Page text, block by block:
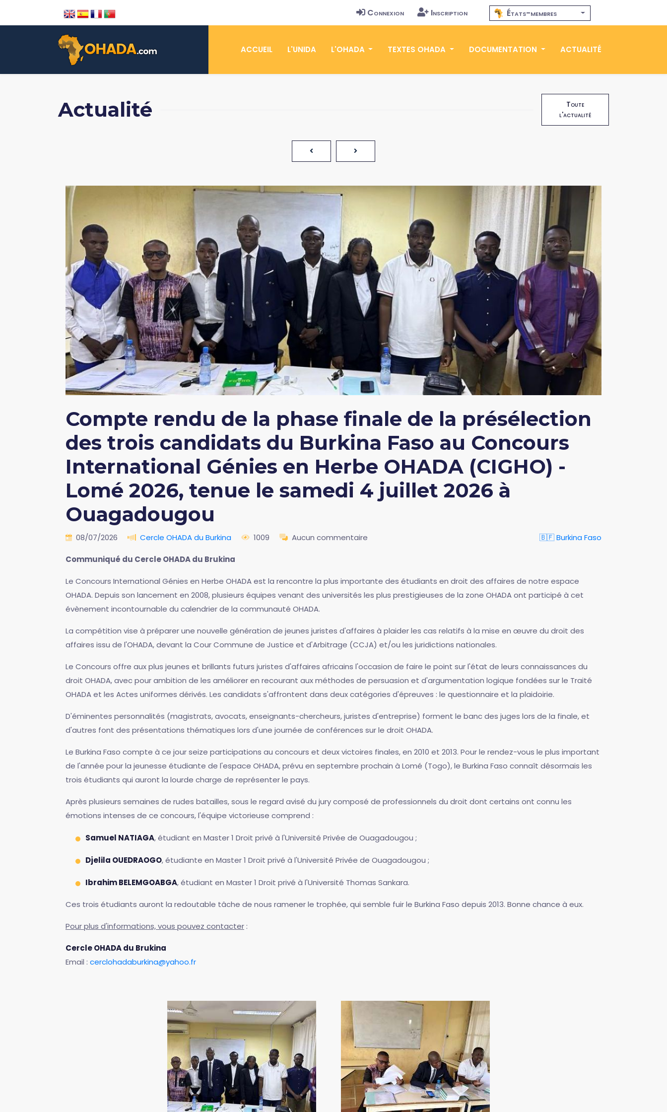
Connexion Inscription États-membres
ACCUEIL L'UNIDA L'OHADA TEXTES OHADA DOCUMENTATION ACTUALITÉ
Actualité
Toute
l'actualité
Compte rendu de la phase finale de la présélection
des trois candidats du Burkina Faso au Concours
International Génies en Herbe OHADA (CIGHO) -
Lomé 2026, tenue le samedi 4 juillet 2026 à
Ouagadougou
08/07/2026 Cercle OHADA du Burkina 1009 Aucun commentaire 🇧🇫 Burkina Faso
Communiqué du Cercle OHADA du Brukina
Le Concours International Génies en Herbe OHADA est la rencontre la plus importante des étudiants en droit des affaires de notre espace
OHADA. Depuis son lancement en 2008, plusieurs équipes venant des universités les plus prestigieuses de la zone OHADA ont participé à cet
évènement incontournable du calendrier de la communauté OHADA.
La compétition vise à préparer une nouvelle génération de jeunes juristes d'affaires à plaider les cas relatifs à la mise en œuvre du droit des
affaires issu de l'OHADA, devant la Cour Commune de Justice et d'Arbitrage (CCJA) et/ou les juridictions nationales.
Le Concours offre aux plus jeunes et brillants futurs juristes d'affaires africains l'occasion de faire le point sur l'état de leurs connaissances du
droit OHADA, avec pour ambition de les améliorer en recourant aux méthodes de persuasion et d'argumentation logique fondées sur le Traité
OHADA et les Actes uniformes dérivés. Les candidats s'affrontent dans deux catégories d'épreuves : le questionnaire et la plaidoirie.
D'éminentes personnalités (magistrats, avocats, enseignants-chercheurs, juristes d'entreprise) forment le banc des juges lors de la finale, et
d'autres font des présentations thématiques lors d'une journée de conférences sur le droit OHADA.
Le Burkina Faso compte à ce jour seize participations au concours et deux victoires finales, en 2010 et 2013. Pour le rendez-vous le plus important
de l'année pour la jeunesse étudiante de l'espace OHADA, prévu en septembre prochain à Lomé (Togo), le Burkina Faso connaît désormais les
trois étudiants qui auront la lourde charge de représenter le pays.
Après plusieurs semaines de rudes batailles, sous le regard avisé du jury composé de professionnels du droit dont certains ont connu les
émotions intenses de ce concours, l'équipe victorieuse comprend :
Samuel NATIAGA, étudiant en Master 1 Droit privé à l'Université Privée de Ouagadougou ;
Djelila OUEDRAOGO, étudiante en Master 1 Droit privé à l'Université Privée de Ouagadougou ;
Ibrahim BELEMGOABGA, étudiant en Master 1 Droit privé à l'Université Thomas Sankara.
Ces trois étudiants auront la redoutable tâche de nous ramener le trophée, qui semble fuir le Burkina Faso depuis 2013. Bonne chance à eux.
Pour plus d'informations, vous pouvez contacter :
Cercle OHADA du Brukina
Email : cerclohadaburkina@yahoo.fr